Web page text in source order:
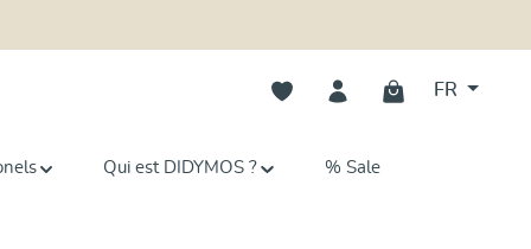
Vous avez 0 articles dans votre
FR
Qui est DIDYMOS ? % Sale